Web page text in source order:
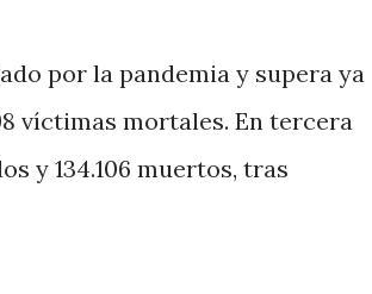
por la pandemia y supera ya
víctimas mortales. En tercera
y 134.106 muertos, tras